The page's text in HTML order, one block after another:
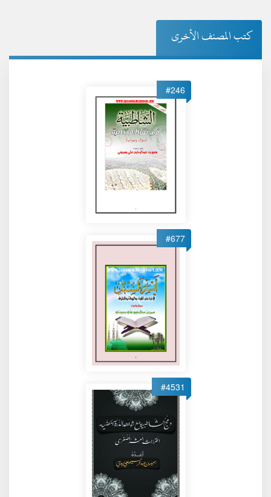
كتب المصنف الأخرى
#246
#677
#4531